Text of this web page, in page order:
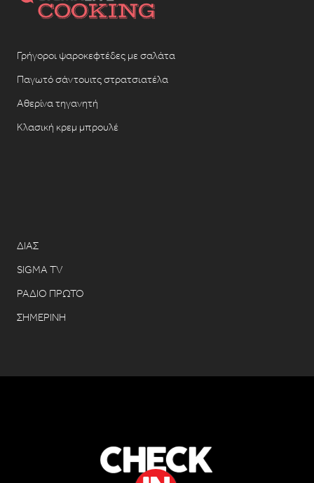
Γρήγοροι ψαροκεφτέδες με σαλάτα
Παγωτό σάντουιτς στρατσιατέλα
Αθερίνα τηγανητή
Κλασική κρεμ μπρουλέ
ΔΙΑΣ
SIGMA TV
ΡΑΔΙΟ ΠΡΩΤΟ
ΣΗΜΕΡΙΝΗ